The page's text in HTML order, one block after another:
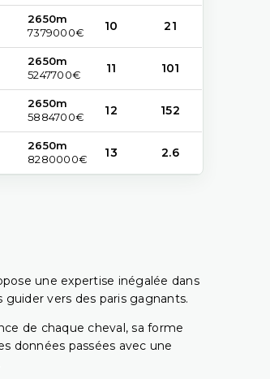
2650m
7379000€
10 21
2650m
5247700€
11 101
2650m
5884700€
12 152
2650m
8280000€
13 2.6
une expertise inégalée dans
vers des paris gagnants.
de chaque cheval, sa forme
données passées avec une